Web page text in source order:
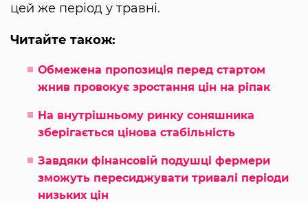
цей же період у травні.
Читайте також:
Обмежена пропозиція перед стартом
жнив провокує зростання цін на ріпак
На внутрішньому ринку соняшника
зберігається цінова стабільність
Завдяки фінансовій подушці фермери
зможуть пересиджувати тривалі періоди
низьких цін